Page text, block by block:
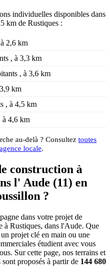
individuelles disponibles dans
km de Rustiques :
2,6 km
, à 3,3 km
, à 3,6 km
km
, à 4,5 km
à 4,6 km
au-delà ? Consultez toutes
agence locale.
construction à
l' Aude (11) en
?
dans votre projet de
à Rustiques, dans l'Aude. Que
projet clé en main ou une
étudient avec vous
Sur cette page, nos terrains et
proposés à partir de 144 680